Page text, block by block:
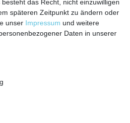
das Recht, nicht einzuwilligen
späteren Zeitpunkt zu ändern oder
unser Impressum und weitere
Daten in unserer
Daten­schutz­erklärung